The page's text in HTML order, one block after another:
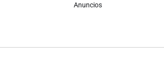
Anuncios